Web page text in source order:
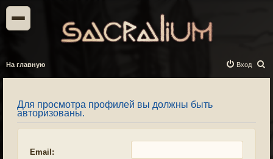
На главную
о
Вход
Для просмотра профилей вы должны быть
авторизованы.
Email: